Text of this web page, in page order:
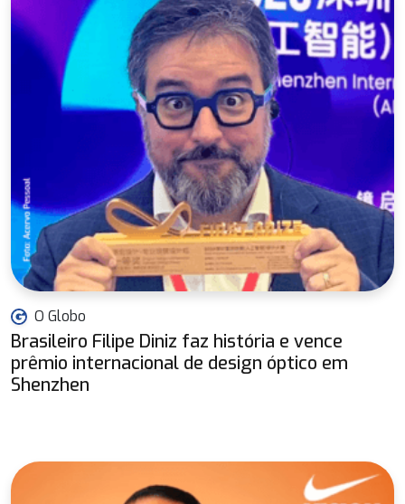
O Globo
Brasileiro Filipe Diniz faz história e vence
prêmio internacional de design óptico em
Shenzhen